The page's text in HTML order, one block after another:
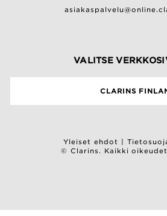
VALITSE
CLARINS
Yleiset ehdot
© Clarins. Kaikki